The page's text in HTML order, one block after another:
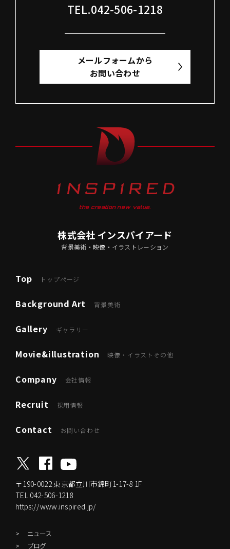
TEL.042-506-1218
メールフォームから
お問い合わせ
the creation new value.
株式会社 インスパイアード
背景美術・映像・イラストレーション
Top トップページ
Background Art 背景美術
Gallery ギャラリー
Movie&illustration 映像・イラストその他
Company 会社情報
Recruit 採用情報
Contact お問い合わせ
〒190-0022東京都立川市錦町1-17-8 1F
TEL.042-506-1218
https://www.inspired.jp/
ニュース
ブログ